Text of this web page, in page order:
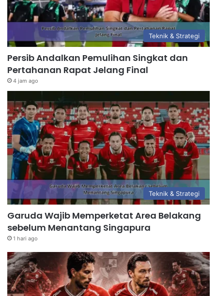
Teknik & Strategi
Persib Andalkan Pemulihan Singkat dan
Pertahanan Rapat Jelang Final
4 jam ago
Teknik & Strategi
Garuda Wajib Memperketat Area Belakang
sebelum Menantang Singapura
1 hari ago